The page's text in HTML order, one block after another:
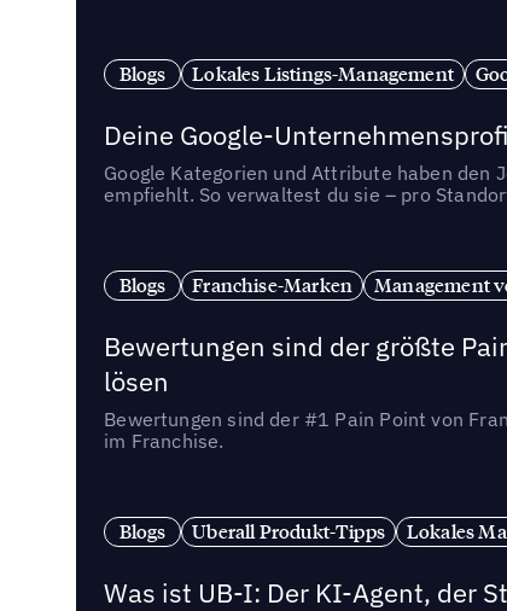
Blogs Lokales Listings-Management
Deine Google-
Google Kategorien und Attribute haben den
empfiehlt. So verwaltest du sie – pro
Blogs Franchise-Marken Management
Bewertungen sind der größte
lösen
Bewertungen sind der #1 Pain Point von
im Franchise.
Blogs Uberall Produkt-Tipps Lokales
Was ist UB-I: Der KI-Agent, der